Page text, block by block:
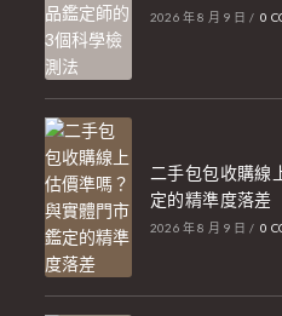
2026 年 8 月 9 日 / 0
二手包包收購線
定的精準度落差
2026 年 8 月 9 日 / 0